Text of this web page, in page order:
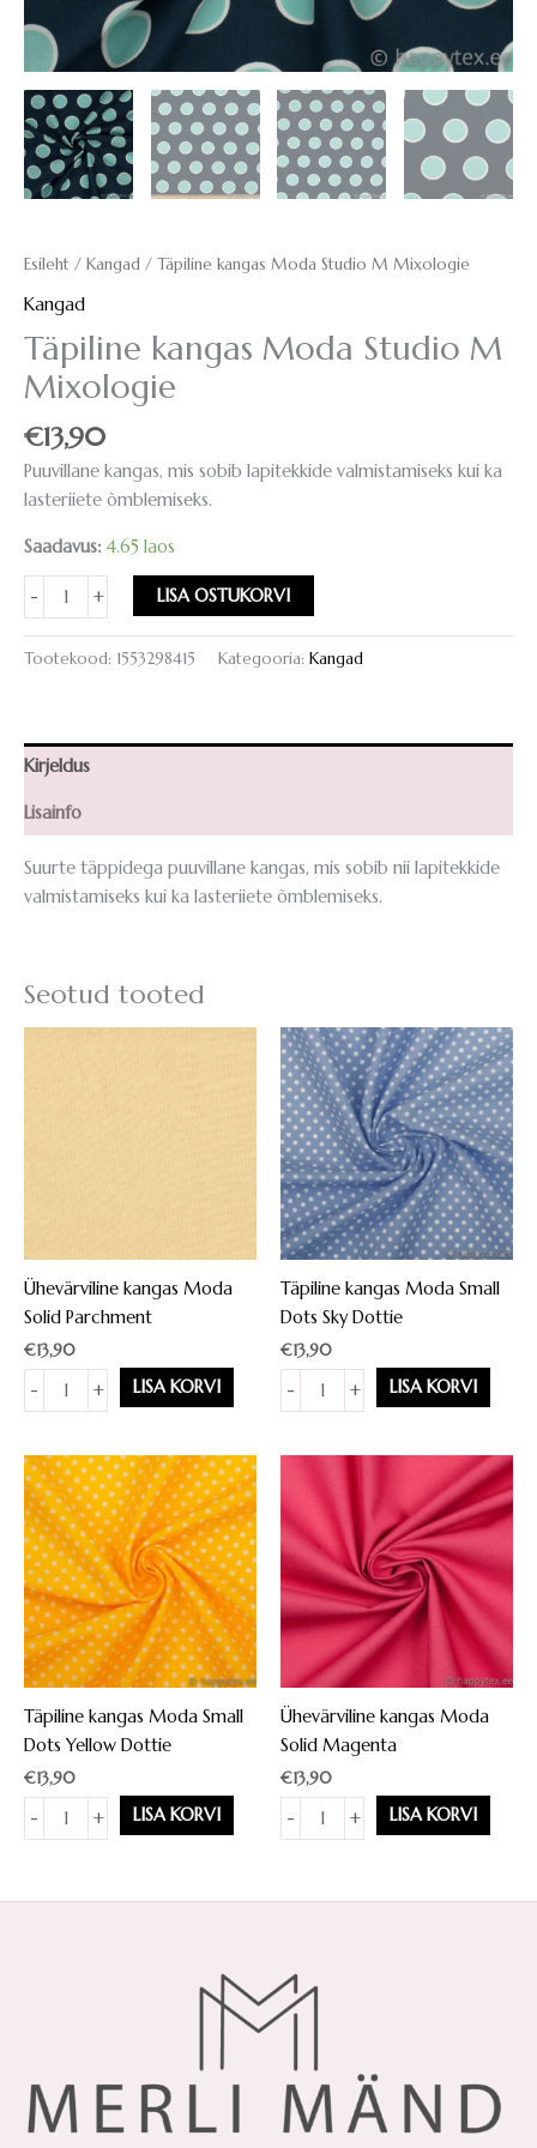
Esileht / Kangad / Täpiline kangas Moda Studio M Mixologie
Kangad
Täpiline kangas Moda Studio M
Mixologie
€13,90
Puuvillane kangas, mis sobib lapitekkide valmistamiseks kui ka
lasteriiete õmblemiseks.
Saadavus: 4.65 laos
-Täpiline
kangas
kogus
+ LISA OSTUKORVI
Tootekood: 1553298415 Kategooria: Kangad
Kirjeldus
Lisainfo
Suurte täppidega puuvillane kangas, mis sobib nii lapitekkide
valmistamiseks kui ka lasteriiete õmblemiseks.
Seotud tooted
Ühevärviline kangas Moda
Solid Parchment
€13,90
LISA KORVI
-Ühevärviline
kangas
Solid
Parchment
kogus
+
Täpiline kangas Moda Small
Dots Sky Dottie
€13,90
LISA KORVI
-Täpiline
kangas
Dots
Sky
Dottie
kogus
+
Täpiline kangas Moda Small
Dots Yellow Dottie
€13,90
LISA KORVI
-Täpiline
kangas
Small
+
Ühevärviline kangas Moda
Solid Magenta
€13,90
LISA KORVI
-Ühevärviline
kangas
Solid
+